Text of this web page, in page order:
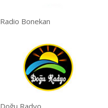
Radio Bonekan
Doğu Radyo